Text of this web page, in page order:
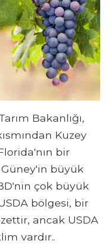
Bakanlığı,
Kuzey
bir
Güney'in büyük
çok büyük
bölgesi, bir
ancak USDA
vardır..